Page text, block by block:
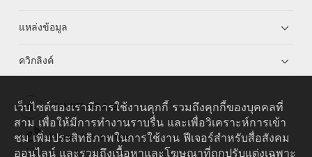
แหล่งข้อมูล
ควิกลิงค์
HUAWEI eKit App
Huawei HiKnow App
เว็บไซต์ของเรามีการใช้งานคุกกี้ รวมถึงคุกกี้ของบุคคลที่
สาม เพื่อให้มีการทำงานราบรื่น และเพื่อวิเคราะห์การเข้า
ชม เพิ่มประสิทธิภาพในการใช้งาน ฟีเจอร์สำหรับสื่อสังคม
ออนไลน์ และรวมถึงเนื้อหาและโฆษณาที่ถูกปรับแต่งเฉพาะ